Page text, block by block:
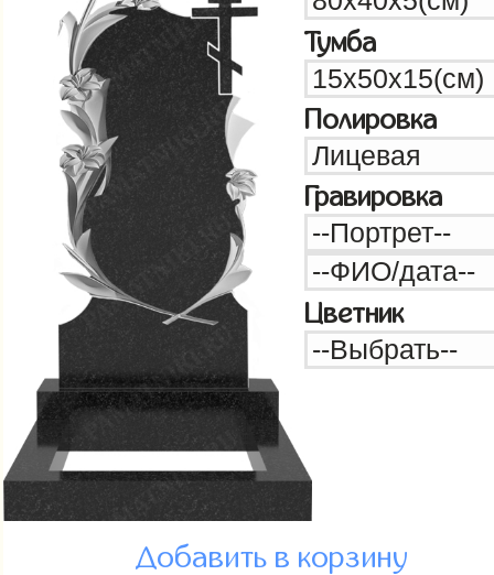
Тумба
Полировка
Гравировка
Цветник
Добавить в корзину